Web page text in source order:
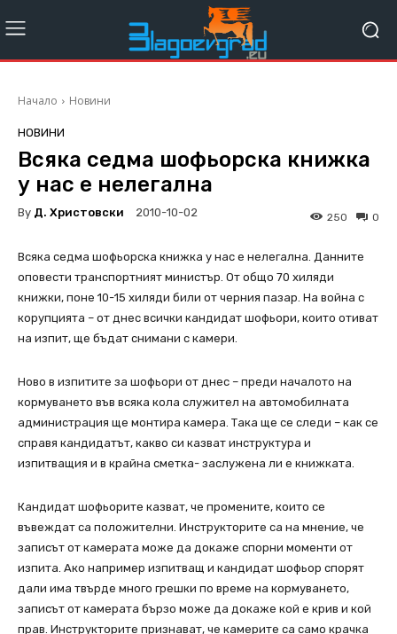
Начало Новини
НОВИНИ
Всяка седма шофьорска книжка
у нас е нелегална
By Д. Христовски 2010-10-02 0
250
Всяка седма шофьорска книжка у нас е нелегална. Данните
оповести транспортният министър. От общо 70 хиляди
книжки, поне 10-15 хиляди били от черния пазар. На война с
корупцията – от днес всички кандидат шофьори, които отиват
на изпит, ще бъдат снимани с камери.
Ново в изпитите за шофьори от днес – преди началото на
кормуването във всяка кола служител на автомобилната
администрация ще монтира камера. Така ще се следи – как се
справя кандидатът, какво си казват инструктура и
изпитващия и в крайна сметка- заслужена ли е книжката.
Кандидат шофьорите казват, че промените, които се
въвеждат са положителни. Инструкторите са на мнение, че
записът от камерата може да докаже спорни моменти от
изпита. Ако например изпитващ и кандидат шофьор спорят
дали има твърде много грешки по време на кормуването,
записът от камерата бързо може да докаже кой е крив и кой
прав. Инструкторите признават, че камерите са само крачка